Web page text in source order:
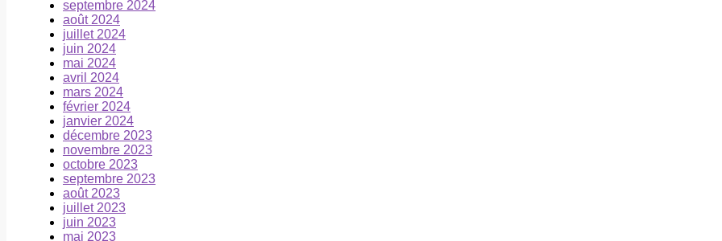
septembre 2024
août 2024
juillet 2024
juin 2024
mai 2024
avril 2024
mars 2024
février 2024
janvier 2024
décembre 2023
novembre 2023
octobre 2023
septembre 2023
août 2023
juillet 2023
juin 2023
mai 2023